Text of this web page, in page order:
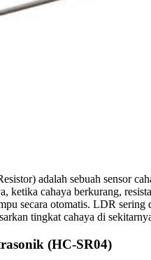
adalah sebuah sensor
ketika cahaya berkurang,
secara otomatis. LDR
tingkat cahaya di
(HC-SR04)